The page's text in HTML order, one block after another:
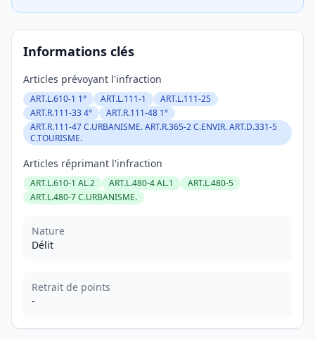
Informations clés
Articles prévoyant l'infraction
ART.L.610-1 1° ART.L.111-1
ART.L.111-25
ART.R.111-33 4°
ART.R.111-48 1°
ART.R.111-47 C.URBANISME. ART.R.365-2 C.ENVIR. ART.D.331-5
C.TOURISME.
Articles réprimant l'infraction
ART.L.610-1 AL.2 ART.L.480-4 AL.1
ART.L.480-5
ART.L.480-7 C.URBANISME.
Nature
Délit
Retrait de points
-